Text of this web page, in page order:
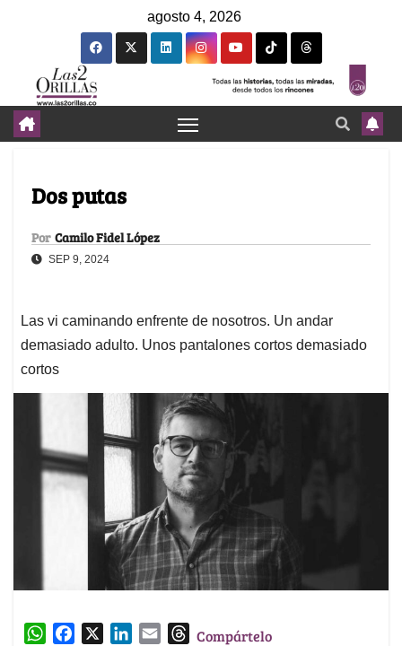
agosto 4, 2026
Dos putas
Por Camilo Fidel López
SEP 9, 2024
Las vi caminando enfrente de nosotros. Un andar
demasiado adulto. Unos pantalones cortos demasiado
cortos
W
TCompártelo